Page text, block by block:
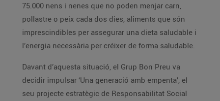
75.000 nens i nenes que no poden menjar carn,
pollastre o peix cada dos dies, aliments que són
imprescindibles per assegurar una dieta saludable i
l’energia necessària per créixer de forma saludable.
Davant d’aquesta situació, el Grup Bon Preu va
decidir impulsar ‘Una generació amb empenta’, el
seu projecte estratègic de Responsabilitat Social